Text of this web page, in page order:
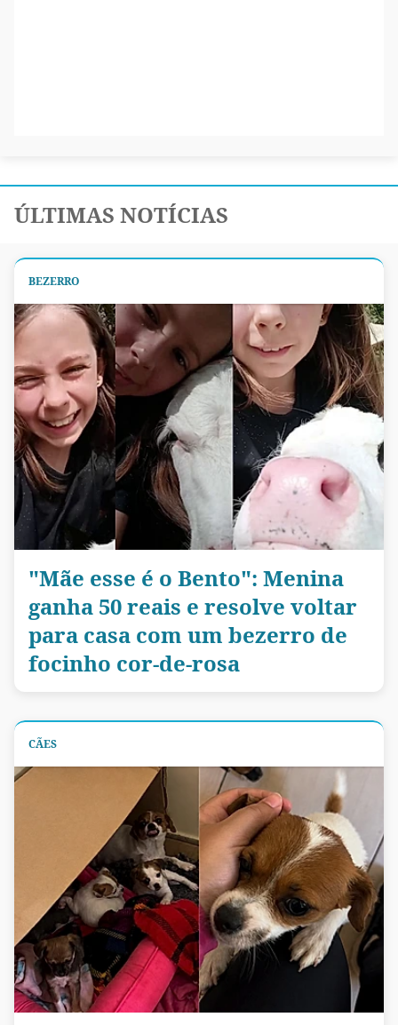
ÚLTIMAS NOTÍCIAS
BEZERRO
"Mãe esse é o Bento": Menina
ganha 50 reais e resolve voltar
para casa com um bezerro de
focinho cor-de-rosa
CÃES